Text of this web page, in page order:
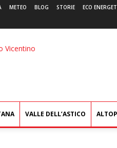
METEO BLOG STORIE ECO
L'Eco
VALLE DELL’ASTICO